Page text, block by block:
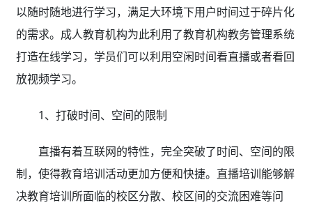
以随时随地进行学习，满足大环境下用户时间过于碎片化
的需求。成人教育机构为此利用了教育机构教务管理系统
打造在线学习，学员们可以利用空闲时间看直播或者看回
放视频学习。
1、打破时间、空间的限制
直播有着互联网的特性，完全突破了时间、空间的限
制，使得教育培训活动更加方便和快捷。直播培训能够解
决教育培训所面临的校区分散、校区间的交流困难等问